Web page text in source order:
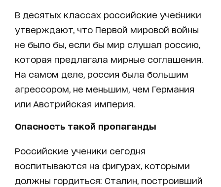
В десятых классах российские учебники
утверждают, что Первой мировой войны
не было бы, если бы мир слушал россию,
которая предлагала мирные соглашения.
На самом деле, россия была большим
агрессором, не меньшим, чем Германия
или Австрийская империя.
Опасность такой пропаганды
Российские ученики сегодня
воспитываются на фигурах, которыми
должны гордиться: Сталин, построивший